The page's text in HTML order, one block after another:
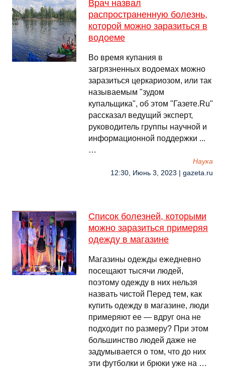
Врач назвал
распространенную болезнь,
которой можно заразиться в
водоеме
Во время купания в
загрязненных водоемах можно
заразиться церкариозом, или так
называемым "зудом
купальщика", об этом "Газете.Ru"
рассказал ведущий эксперт,
руководитель группы научной и
информационной поддержки ...
…
Наука
12:30, Июнь 3, 2023 | gazeta.ru
Список болезней, которыми
можно заразиться примеряя
одежду в магазине
Магазины одежды ежедневно
посещают тысячи людей,
поэтому одежду в них нельзя
назвать чистой Перед тем, как
купить одежду в магазине, люди
примеряют ее — вдруг она не
подходит по размеру? При этом
большинство людей даже не
задумывается о том, что до них
эти футболки и брюки уже на …